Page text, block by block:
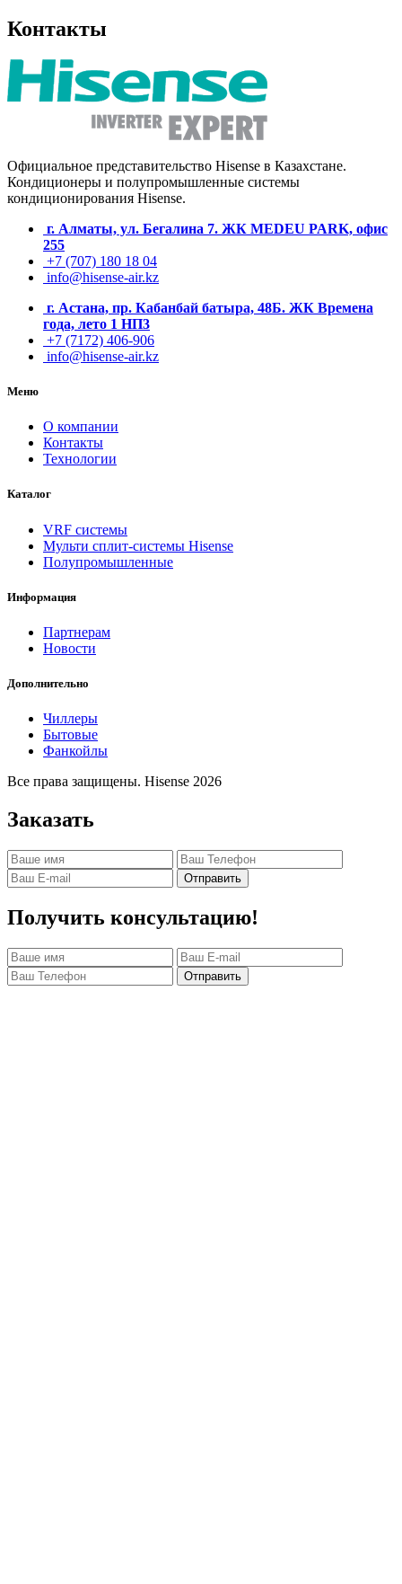
Контакты
Официальное представительство Hisense в Казахстане.
Кондиционеры и полупромышленные системы
кондиционирования Hisense.
г. Алматы, ул. Бегалина 7. ЖК MEDEU PARK, офис
255
+7 (707) 180 18 04
info@hisense-air.kz
г. Астана, пр. Кабанбай батыра, 48Б. ЖК Времена
года, лето 1 НП3
+7 (7172) 406-906
info@hisense-air.kz
Меню
О компании
Контакты
Технологии
Каталог
VRF системы
Мульти сплит-системы Hisense
Полупромышленные
Информация
Партнерам
Новости
Дополнительно
Чиллеры
Бытовые
Фанкойлы
Все права защищены. Hisense 2026
Заказать
Отправить
Получить консультацию!
Отправить